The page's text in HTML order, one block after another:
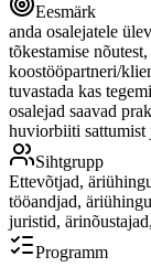
Eesmärk
anda osalejatele
tõkestamise
koostööpartneri/
tuvastada kas
osalejad saavad
huviorbiiti sattumist
Sihtgrupp
Ettevõtjad,
tööandjad,
juristid,
Programm